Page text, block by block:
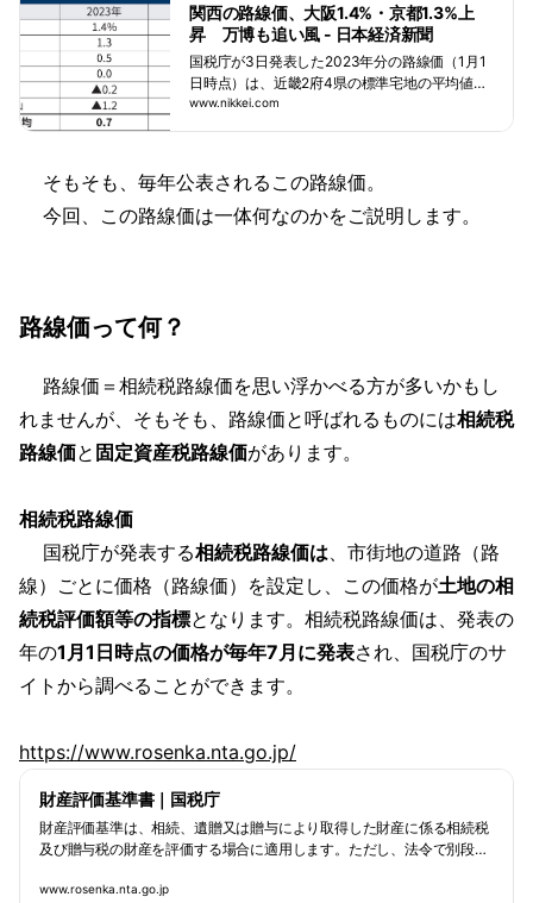
関西の路線価、大阪1.4%・京都1.3%上
昇 万博も追い風 - 日本経済新聞
国税庁が3日発表した2023年分の路線価（1月1
日時点）は、近畿2府4県の標準宅地の平均値が
3年ぶりに前年を上回った。大阪府の商業地など
会（大阪・関西万博）を前に都市開発が進むと
の見通しが追い風となった。2府4県全体の路線
www.nikkei.com
そもそも、毎年公表されるこの路線価。
今回、この路線価は一体何なのかをご説明します。
路線価って何？
路線価＝相続税路線価を思い浮かべる方が多いかもし
れませんが、そもそも、路線価と呼ばれるものには相続税
路線価と 固定資産税路線価があります。
相続税路線価
国税庁が発表する相続税路線価は、市街地の道路（路
線）ごとに価格（路線価）を設定し、この価格が土地の相
続税評価額等の指標となります。相続税路線価は、発表の
年の1月1日時点の価格が毎年7月に発表され、国税庁のサ
イトから調べることができます。
https://www.rosenka.nta.go.jp/
財産評価基準書｜国税庁
財産評価基準は、相続、遺贈又は贈与により取得した財産に係る相続税
及び贈与税の財産を評価する場合に適用します。ただし、法令で別段の
www.rosenka.nta.go.jp